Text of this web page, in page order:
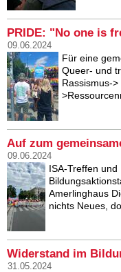
PRIDE: "No one is
09.06.2024
Für eine
Queer- und
Rassismus-
Auf zum
09.06.2024
ISA-Treffen und
Amerlinghaus
nichts Neues,
Widerstand im
31.05.2024